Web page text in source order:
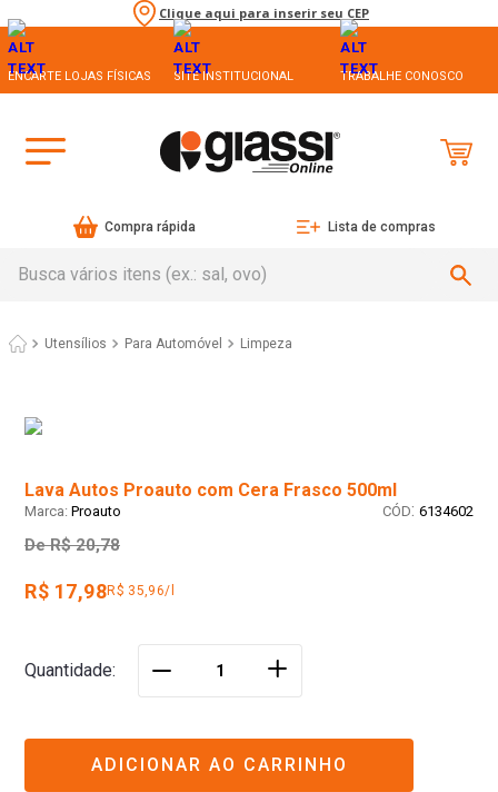
Clique aqui para inserir seu CEP
ENCARTE LOJAS FÍSICAS SITE INSTITUCIONAL TRABALHE CONOSCO
Compra rápida Lista de compras
Utensílios Para Automóvel Limpeza
Lava Autos Proauto com Cera Frasco 500ml
Proauto : 6134602
De R$ 20,78
R$ 17,98R$ 35,96/l
Quantidade ＋
ADICIONAR AO CARRINHO